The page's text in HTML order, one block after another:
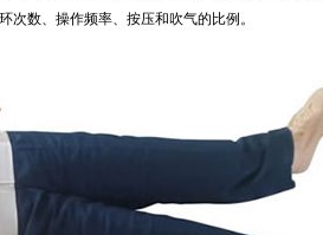
数、操作频率、按压和吹气的比例。